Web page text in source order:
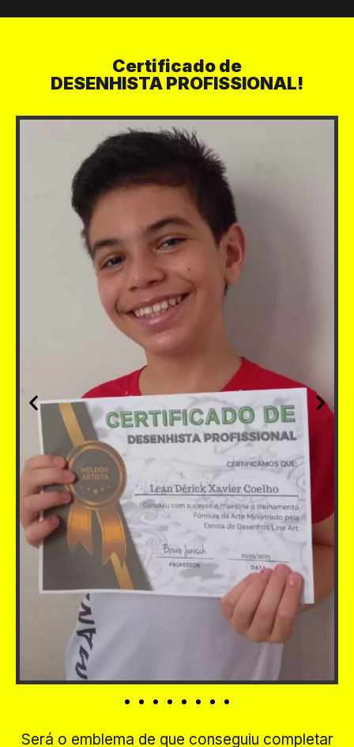
Certificado de
DESENHISTA PROFISSIONAL!
Será o emblema de que conseguiu completar